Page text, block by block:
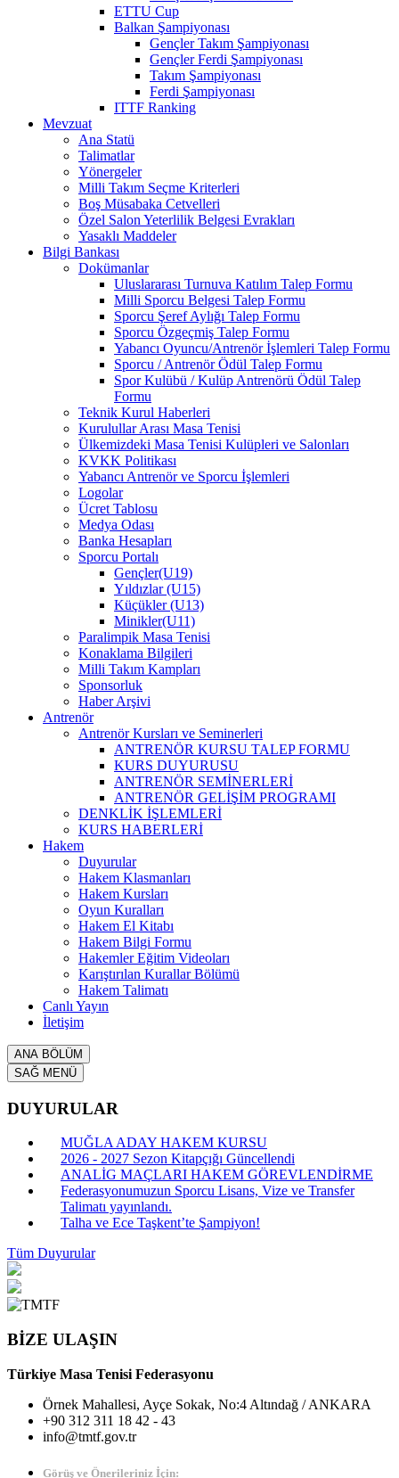
ETTU Cup
Balkan Şampiyonası
Gençler Takım Şampiyonası
Gençler Ferdi Şampiyonası
Takım Şampiyonası
Ferdi Şampiyonası
ITTF Ranking
Mevzuat
Ana Statü
Talimatlar
Yönergeler
Milli Takım Seçme Kriterleri
Boş Müsabaka Cetvelleri
Özel Salon Yeterlilik Belgesi Evrakları
Yasaklı Maddeler
Bilgi Bankası
Dokümanlar
Uluslararası Turnuva Katılım Talep Formu
Milli Sporcu Belgesi Talep Formu
Sporcu Şeref Aylığı Talep Formu
Sporcu Özgeçmiş Talep Formu
Yabancı Oyuncu/Antrenör İşlemleri Talep Formu
Sporcu / Antrenör Ödül Talep Formu
Spor Kulübü / Kulüp Antrenörü Ödül Talep
Formu
Teknik Kurul Haberleri
Kurulullar Arası Masa Tenisi
Ülkemizdeki Masa Tenisi Kulüpleri ve Salonları
KVKK Politikası
Yabancı Antrenör ve Sporcu İşlemleri
Logolar
Ücret Tablosu
Medya Odası
Banka Hesapları
Sporcu Portalı
Gençler(U19)
Yıldızlar (U15)
Küçükler (U13)
Minikler(U11)
Paralimpik Masa Tenisi
Konaklama Bilgileri
Milli Takım Kampları
Sponsorluk
Haber Arşivi
Antrenör
Antrenör Kursları ve Seminerleri
ANTRENÖR KURSU TALEP FORMU
KURS DUYURUSU
ANTRENÖR SEMİNERLERİ
ANTRENÖR GELİŞİM PROGRAMI
DENKLİK İŞLEMLERİ
KURS HABERLERİ
Hakem
Duyurular
Hakem Klasmanları
Hakem Kursları
Oyun Kuralları
Hakem El Kitabı
Hakem Bilgi Formu
Hakemler Eğitim Videoları
Karıştırılan Kurallar Bölümü
Hakem Talimatı
Canlı Yayın
İletişim
ANA BÖLÜM
SAĞ MENÜ
DUYURULAR
MUĞLA ADAY HAKEM KURSU
2026 - 2027 Sezon Kitapçığı Güncellendi
ANALİG MAÇLARI HAKEM GÖREVLENDİRME
Federasyonumuzun Sporcu Lisans, Vize ve Transfer
Talimatı yayınlandı.
Talha ve Ece Taşkent’te Şampiyon!
Tüm Duyurular
BİZE ULAŞIN
Türkiye Masa Tenisi Federasyonu
Örnek Mahallesi, Ayçe Sokak, No:4 Altındağ / ANKARA
+90 312 311 18 42 - 43
info@tmtf.gov.tr
Görüş ve Önerileriniz İçin: